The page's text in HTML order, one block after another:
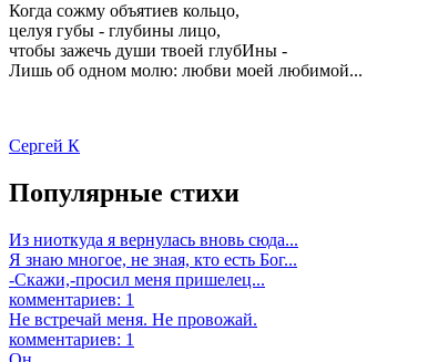
Когда сожму объятиев кольцо,
целуя губы - глубины лицо,
чтобы зажечь души твоей глубИны -
Лишь об одном молю: любви моей любимой...
Сергей К
Популярные стихи
Из ниоткуда я вернулась вновь сюда...
Я знаю многое, не зная, кто есть Бог...
-Скажи,-просил меня пришелец...
комментариев: 1
Не встречай меня. Не провожай.
комментариев: 1